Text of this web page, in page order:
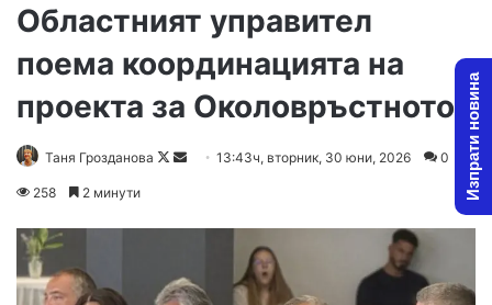
Областният управител
поема координацията на
проекта за Околовръстното
Таня Грозданова
Follow
Send13:43ч, вторник, 30 юни, 2026 0
258 2 минути Изпрати новина